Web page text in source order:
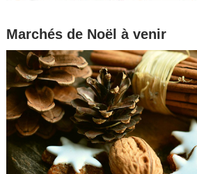
Marchés de Noël à venir